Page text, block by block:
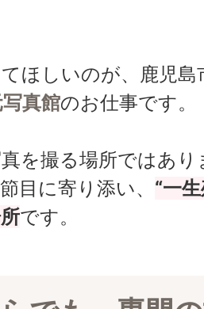
ほしいのが、鹿児島
真館のお仕事です。
を撮る場所ではあり
目に寄り添い、 “一
です。